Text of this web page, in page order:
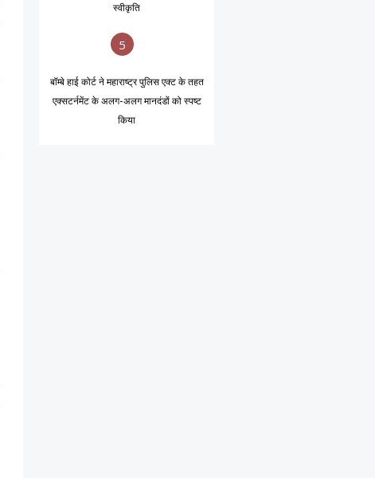
स्वीकृति
5
बॉम्बे हाई कोर्ट ने महाराष्ट्र पुलिस एक्ट के तहत
एक्सटर्नमेंट के अलग-अलग मानदंडों को स्पष्ट
किया